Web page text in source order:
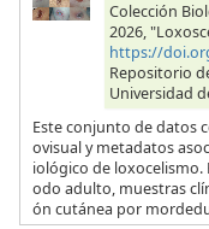
Colección
2026,
https://
Repositorio
Universidad
Este conjunto de datos
ovisual y metadatos
iológico de loxocelismo.
odo adulto, muestras
ón cutánea por